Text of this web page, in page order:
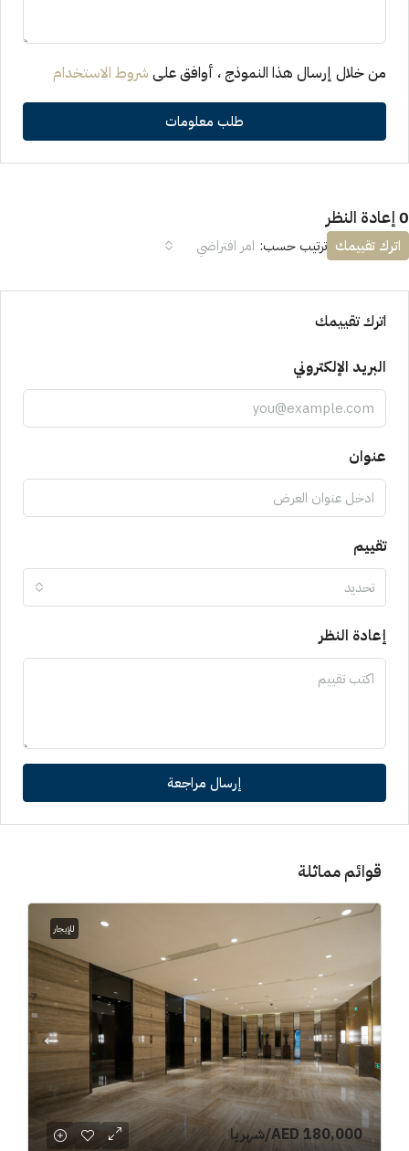
من خلال إرسال هذا النموذج ، أوافق على شروط الاستخدام
طلب معلومات
0 إعادة النظر
ترتيب حسب: امر افتراضي اترك تقييمك
اترك تقييمك
البريد الإلكتروني
عنوان
تقييم
تحديد
إعادة النظر
إرسال مراجعة
قوائم مماثلة
للإيجار
AED 180,000/شهريا